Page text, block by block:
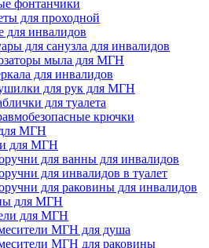
фонтанчики
для проходной
для инвалидов
для санузла для инвалидов
мыла для МГН
для инвалидов
для рук для МГН
для туалета
крючки
МГН
для МГН
для ванны для инвалидов
для инвалидов в туалет
для раковины для инвалидов
для МГН
для МГН
МГН для душа
МГН для раковины